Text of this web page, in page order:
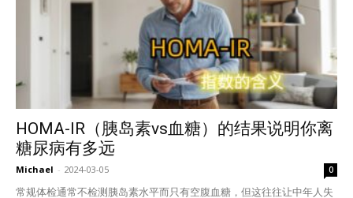
HOMA-IR（胰岛素vs血糖）的结果说明你离
糖尿病有多远
Michael - 2024-03-05 0
常规体检通常不检测胰岛素水平而只有空腹血糖，但这往往让中年人失